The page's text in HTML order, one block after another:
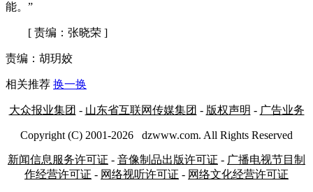
能。”
[ 责编：张晓荣 ]
责编：胡玥姣
相关推荐 换一换
大众报业集团 - 山东省互联网传媒集团 - 版权声明 - 广告业务
Copyright (C) 2001-2026 dzwww.com. All Rights Reserved
新闻信息服务许可证 - 音像制品出版许可证 - 广播电视节目制
作经营许可证 - 网络视听许可证 - 网络文化经营许可证